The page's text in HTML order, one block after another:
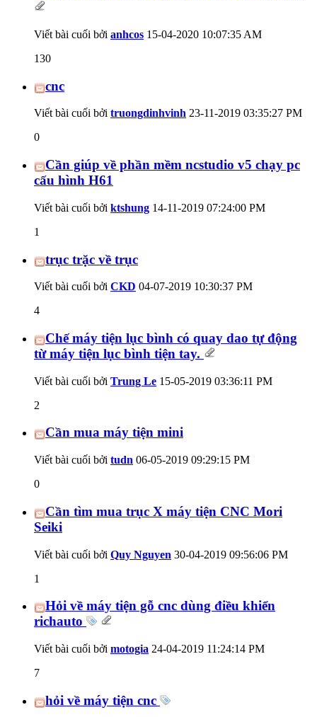
Viết bài cuối bởi anhcos 15-04-2020 10:07:35 AM
130
cnc
Viết bài cuối bởi truongdinhvinh 23-11-2019 03:35:27 PM
0
Cần giúp về phần mềm ncstudio v5 chạy pc
cấu hình H61
Viết bài cuối bởi ktshung 14-11-2019 07:24:00 PM
1
trục trặc về trục
Viết bài cuối bởi CKD 04-07-2019 10:30:37 PM
4
Chế máy tiện lục bình có quay dao tự động
từ máy tiện lục bình tiện tay.
Viết bài cuối bởi Trung Le 15-05-2019 03:36:11 PM
2
Cần mua máy tiện mini
Viết bài cuối bởi tudn 06-05-2019 09:29:15 PM
0
Cần tìm mua trục X máy tiện CNC Mori
Seiki
Viết bài cuối bởi Quy Nguyen 30-04-2019 09:56:06 PM
1
Hỏi về máy tiện gỗ cnc dùng điều khiển
richauto
Viết bài cuối bởi motogia 24-04-2019 11:24:14 PM
7
hỏi về máy tiện cnc